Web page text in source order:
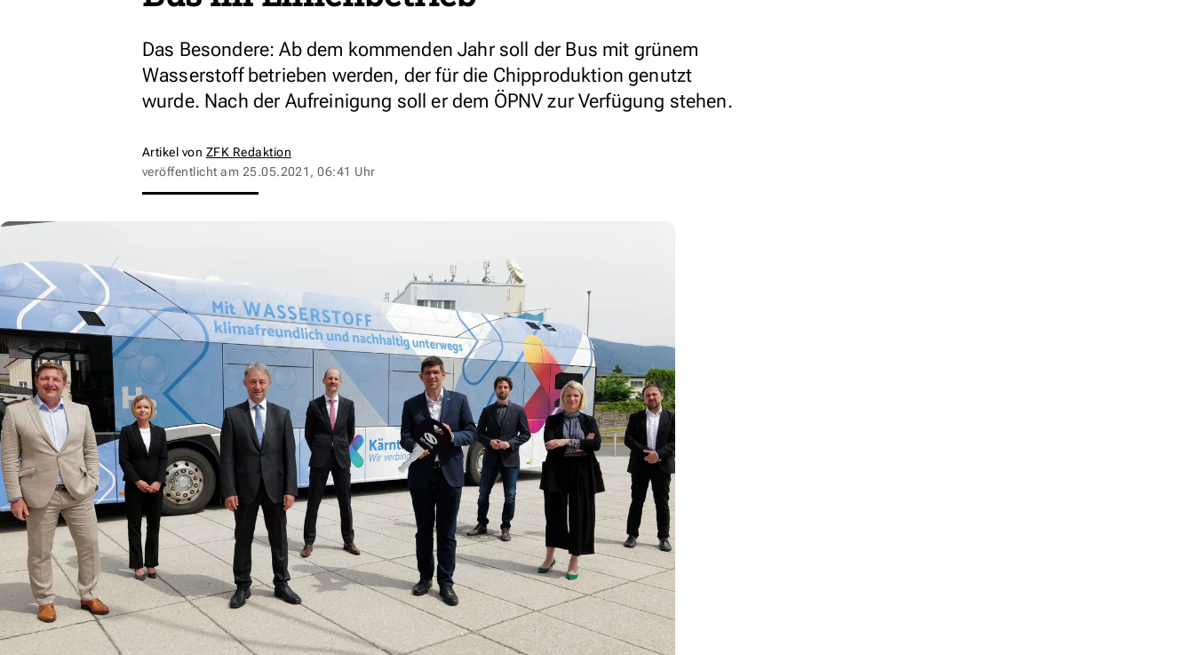
Das Besondere: Ab dem kommenden Jahr soll der Bus mit grünem
Wasserstoff betrieben werden, der für die Chipproduktion genutzt
wurde. Nach der Aufreinigung soll er dem ÖPNV zur Verfügung stehen.
Artikel von ZFK Redaktion
veröffentlicht am 25.05.2021, 06:41 Uhr